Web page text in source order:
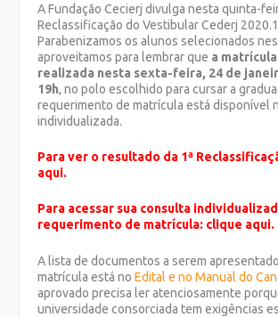
A Fundação Cecierj divulga nesta quinta-
Reclassificação do Vestibular Cederj
Parabenizamos os alunos selecionados
aproveitamos para lembrar que a
realizada nesta sexta-feira, 24 de
19h, no polo escolhido para cursar a
requerimento de matrícula está disponível
individualizada.
Para ver o resultado da 1ª
aqui.
Para acessar sua consulta
requerimento de matrícula: clique aqui.
A lista de documentos a serem
matrícula está noEdital e no Manual do
aprovado precisa ler atenciosamente
universidade consorciada tem exigências